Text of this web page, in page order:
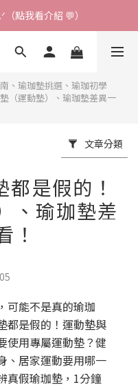
點我看介紹 💬）
免運 (指定商品)
（點我看介紹 💬）
、瑜珈墊挑選、瑜珈初學
（運動墊）、瑜珈墊差異一
文章分類
是假的！
、瑜珈墊差
！
可能不是真的瑜珈
都是假的！運動墊與
使用專屬運動墊？健
、居家運動要用哪一
真假瑜珈墊，1分鐘